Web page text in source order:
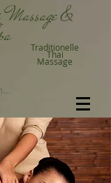
Massage &
Traditionelle
Thai
Massage